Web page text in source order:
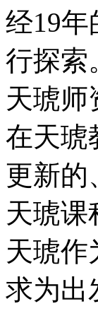
经19
行探索
天琥师
在天琥
更新的
天琥课
天琥作
求为出